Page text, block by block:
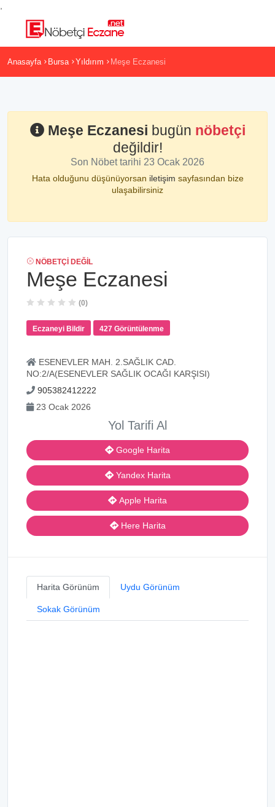
Anasayfa Bursa Yıldırım Meşe Eczanesi
Meşe Eczanesi bugün nöbetçi
değildir!
Son Nöbet tarihi 23 Ocak 2026
Hata olduğunu düşünüyorsan iletişim sayfasından bize
ulaşabilirsiniz
NÖBETÇI DEĞIL
Meşe Eczanesi
(0)
Eczaneyi Bildir 427 Görüntülenme
ESENEVLER MAH. 2.SAĞLIK CAD.
NO:2/A(ESENEVLER SAĞLIK OCAĞI KARŞISI)
905382412222
23 Ocak 2026
Yol Tarifi Al
Google Harita
Yandex Harita
Apple Harita
Here Harita
Harita Görünüm Uydu Görünüm
Sokak Görünüm